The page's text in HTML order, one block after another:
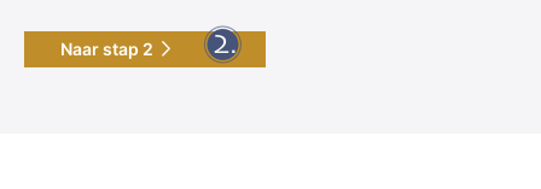
Naar stap 2